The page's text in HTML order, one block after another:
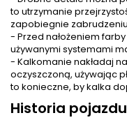
to utrzymanie
zapobiegnie
- Przed nałożeniem
używanymi systemami
- Kalkomanie nakładaj
oczyszczoną, używając
to konieczne, by kalka
Historia pojazdu